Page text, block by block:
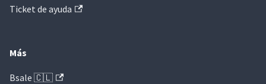
Ticket de ayuda
Más
Bsale 🇨🇱